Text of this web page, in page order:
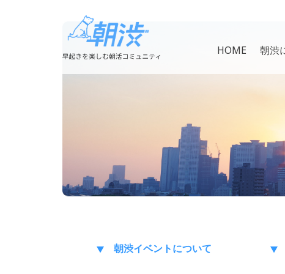
HOME 朝渋
朝渋イベントについて